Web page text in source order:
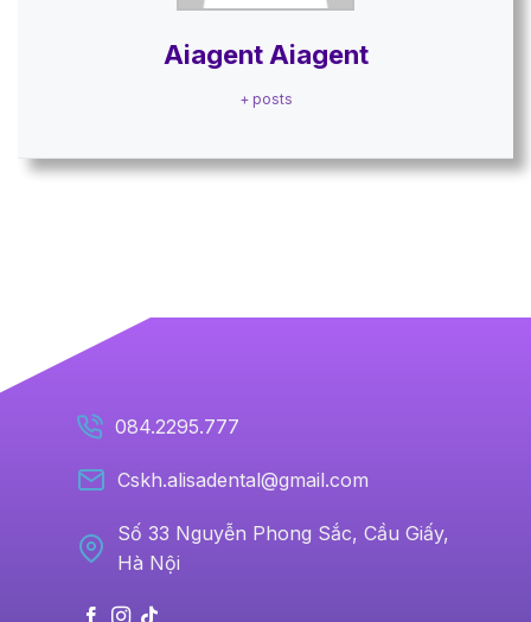
Aiagent Aiagent
+ posts
084.2295.777
Cskh.alisadental@gmail.com
Số 33 Nguyễn Phong Sắc, Cầu Giấy,
Hà Nội